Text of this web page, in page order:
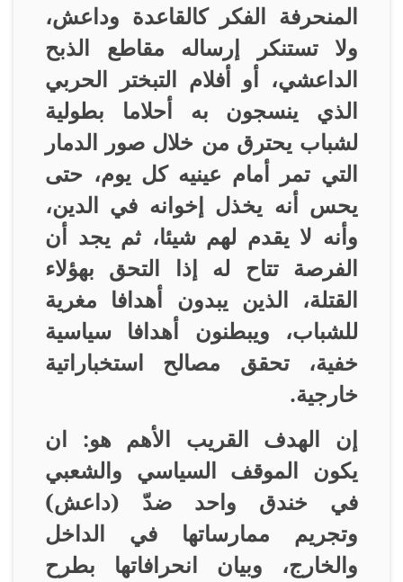
المنحرفة الفكر كالقاعدة وداعش،
ولا تستنكر إرساله مقاطع الذبح
الداعشي، أو أفلام التبختر الحربي
الذي ينسجون به أحلاما بطولية
لشباب يحترق من خلال صور الدمار
التي تمر أمام عينيه كل يوم، حتى
يحس أنه يخذل إخوانه في الدين،
وأنه لا يقدم لهم شيئا، ثم يجد أن
الفرصة تتاح له إذا التحق بهؤلاء
القتلة، الذين يبدون أهدافا مغرية
للشباب، ويبطنون أهدافا سياسية
خفية، تحقق مصالح استخباراتية
خارجية.
إن الهدف القريب الأهم هو: ان
يكون الموقف السياسي والشعبي
في خندق واحد ضدّ (داعش)
وتجريم ممارساتها في الداخل
والخارج، وبيان انحرافاتها بطرح